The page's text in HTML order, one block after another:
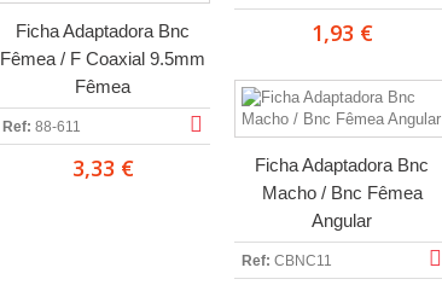
Ficha Adaptadora Bnc
Fêmea / F Coaxial 9.5mm
Fêmea
Ref: 88-611
3,33 €
1,93 €
Ficha Adaptadora Bnc
Macho / Bnc Fêmea
Angular
Ref: CBNC11